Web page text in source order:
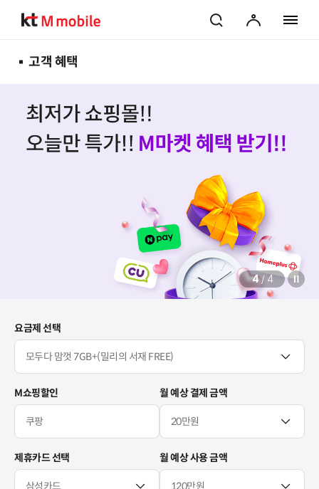
검색
마이페이지
고객 혜택
4/ 4
요금제 선택
M쇼핑할인 월 예상 결제 금액
제휴카드 선택 월 예상 사용 금액